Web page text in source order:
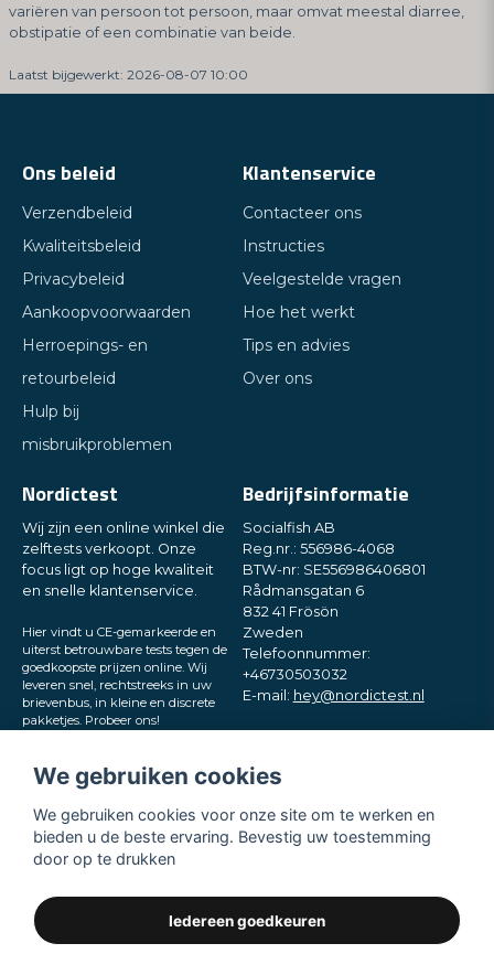
variëren van persoon tot persoon, maar omvat meestal diarree,
obstipatie of een combinatie van beide.
Laatst bijgewerkt: 2026-08-07 10:00
Ons beleid
Verzendbeleid
Kwaliteitsbeleid
Privacybeleid
Aankoopvoorwaarden
Herroepings- en
retourbeleid
Hulp bij
misbruikproblemen
Klantenservice
Contacteer ons
Instructies
Veelgestelde vragen
Hoe het werkt
Tips en advies
Over ons
Nordictest
Wij zijn een online winkel die
zelftests verkoopt. Onze
focus ligt op hoge kwaliteit
en snelle klantenservice.
Hier vindt u CE-gemarkeerde en
uiterst betrouwbare tests tegen de
goedkoopste prijzen online. Wij
leveren snel, rechtstreeks in uw
brievenbus, in kleine en discrete
pakketjes. Probeer ons!
Bedrijfsinformatie
Socialfish AB
Reg.nr.: 556986-4068
BTW-nr: SE556986406801
Rådmansgatan 6
832 41 Frösön
Zweden
Telefoonnummer:
+46730503032
E-mail: hey@nordictest.nl
We gebruiken cookies
We gebruiken cookies voor onze site om te werken en
bieden u de beste ervaring. Bevestig uw toestemming
door op te drukken
Iedereen goedkeuren